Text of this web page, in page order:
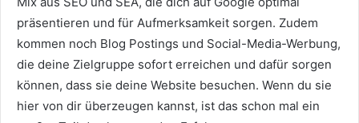
präsentieren und für Aufmerksamkeit sorgen. Zudem
kommen noch Blog Postings und Social-Media-Werbung,
die deine Zielgruppe sofort erreichen und dafür sorgen
können, dass sie deine Website besuchen. Wenn du sie
hier von dir überzeugen kannst, ist das schon mal ein